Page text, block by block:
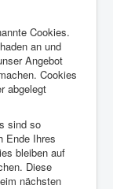
Cookies.
an und
Angebot
Cookies
abgelegt
sind so
Ende Ihres
bleiben auf
Diese
nächsten